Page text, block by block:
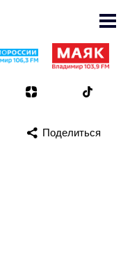
Поделиться